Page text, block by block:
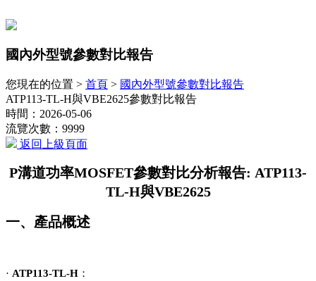
國內外型號參數對比報告
您現在的位置 > 首頁 > 國內外型號參數對比報告
ATP113-TL-H與VBE2625參數對比報告
時間：2026-05-06
流覽次數：9999
返回上級頁面
P溝道功率MOSFET參數對比分析報告: ATP113-
TL-H與VBE2625
一、產品概述
· ATP113-TL-H ：